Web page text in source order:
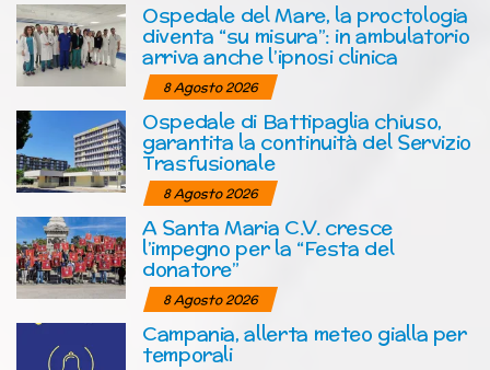
Ospedale del Mare, la proctologia
diventa “su misura”: in ambulatorio
arriva anche l’ipnosi clinica
8 Agosto 2026
Ospedale di Battipaglia chiuso,
garantita la continuità del Servizio
Trasfusionale
8 Agosto 2026
A Santa Maria C.V. cresce
l’impegno per la “Festa del
donatore”
8 Agosto 2026
Campania, allerta meteo gialla per
temporali